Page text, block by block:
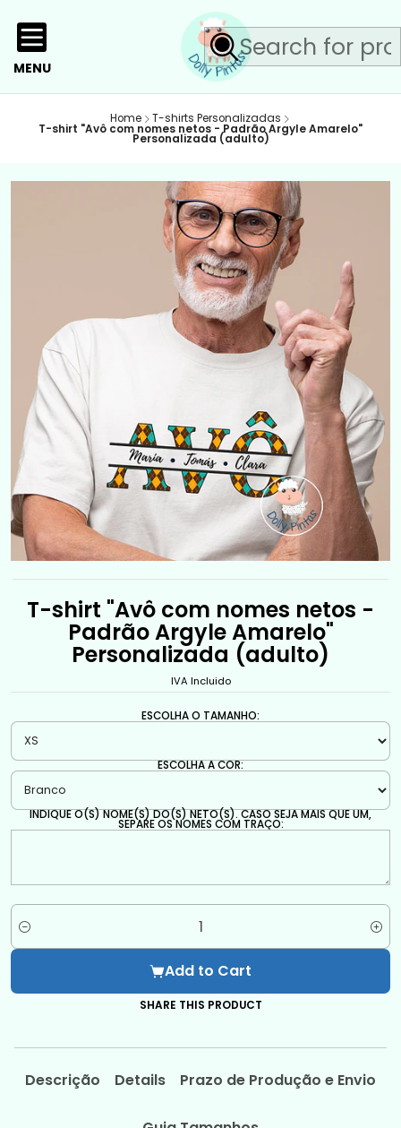
MENU
Home T-shirts Personalizadas
T-shirt "Avô com nomes netos - Padrão Argyle Amarelo"
Personalizada (adulto)
T-shirt "Avô com nomes netos -
Padrão Argyle Amarelo"
Personalizada (adulto)
IVA Incluido
ESCOLHA O TAMANHO:
ESCOLHA A COR:
INDIQUE O(S) NOME(S) DO(S) NETO(S). CASO SEJA MAIS QUE UM,
SEPARE OS NOMES COM TRAÇO:
Quantity
Add to Cart
SHARE THIS PRODUCT
Descrição Details Prazo de Produção e Envio